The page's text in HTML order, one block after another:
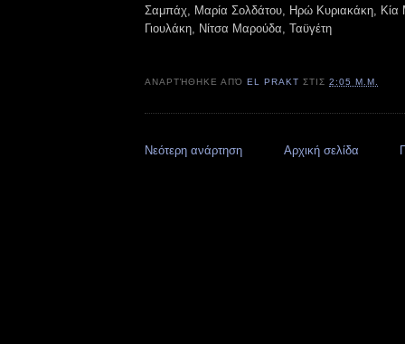
Σαμπάχ, Μαρία Σολδάτου, Ηρώ Κυριακάκη, Κία
Γιουλάκη, Νίτσα Μαρούδα, Ταϋγέτη
ΑΝΑΡΤΉΘΗΚΕ ΑΠΌEL PRAKT ΣΤΙΣ2:05 Μ.Μ.
Νεότερη ανάρτηση Αρχική σελίδα